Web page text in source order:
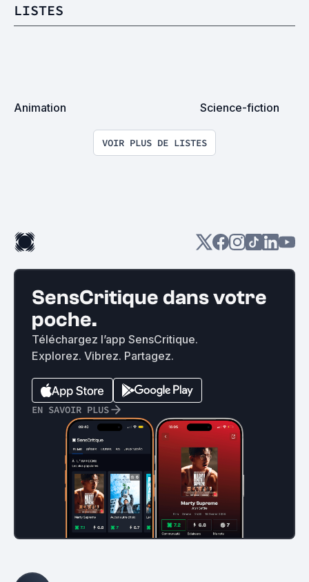
LISTES
Animation Science-fiction
VOIR PLUS DE LISTES
SensCritique dans votre
poche.
Téléchargez l’app SensCritique.
Explorez. Vibrez. Partagez.
EN SAVOIR PLUS